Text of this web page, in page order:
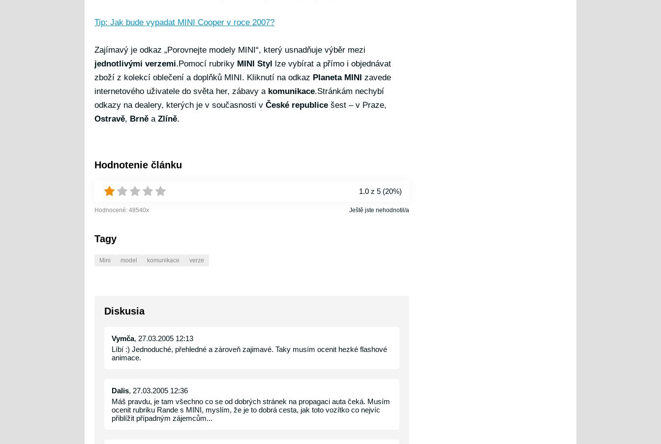
Tip: Jak bude vypadat MINI Cooper v roce 2007?
Zajímavý je odkaz „Porovnejte modely MINI“, který usnadňuje výběr mezi
jednotlivými verzemi.Pomocí rubriky MINI Styl lze vybírat a přímo i objednávat
zboží z kolekcí oblečení a doplňků MINI. Kliknutí na odkaz Planeta MINI zavede
internetového uživatele do světa her, zábavy akomunikace.Stránkám nechybí
odkazy na dealery, kterých je v současnosti v České republice šest – v Praze,
Ostravě, Brně a Zlíně.
Hodnotenie článku
1.0 z 5 (20%)
Hodnocené: 48540x Ještě jste nehodnotil/a
Tagy
Mini model komunikace verze
Diskusia
Vymča, 27.03.2005 12:13
Líbí :) Jednoduché, přehledné a zároveň zajimavé. Taky musím ocenit hezké flashové
animace.
Dalis, 27.03.2005 12:36
Máš pravdu, je tam všechno co se od dobrých stránek na propagaci auta čeká. Musím
ocenit rubriku Rande s MINI, myslím, že je to dobrá cesta, jak toto vozítko co nejvíc
přiblížit případným zájemcům...